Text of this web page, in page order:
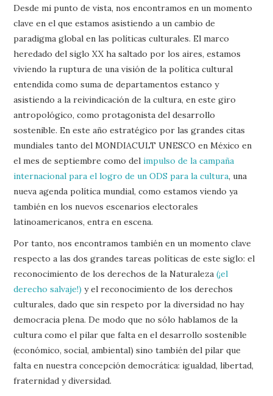
Desde mi punto de vista, nos encontramos en un momento
clave en el que estamos asistiendo a un cambio de
paradigma global en las políticas culturales. El marco
heredado del siglo XX ha saltado por los aires, estamos
viviendo la ruptura de una visión de la política cultural
entendida como suma de departamentos estanco y
asistiendo a la reivindicación de la cultura, en este giro
antropológico, como protagonista del desarrollo
sostenible. En este año estratégico por las grandes citas
mundiales tanto del MONDIACULT UNESCO en México en
el mes de septiembre como delimpulso de la campaña
internacional para el logro de un ODS para la cultura, una
nueva agenda política mundial, como estamos viendo ya
también en los nuevos escenarios electorales
latinoamericanos, entra en escena.
Por tanto, nos encontramos también en un momento clave
respecto a las dos grandes tareas políticas de este siglo: el
reconocimiento de los derechos de la Naturaleza(¡el
derecho salvaje!) y el reconocimiento de los derechos
culturales, dado que sin respeto por la diversidad no hay
democracia plena. De modo que no sólo hablamos de la
cultura como el pilar que falta en el desarrollo sostenible
(económico, social, ambiental) sino también del pilar que
falta en nuestra concepción democrática: igualdad, libertad,
fraternidad y diversidad.